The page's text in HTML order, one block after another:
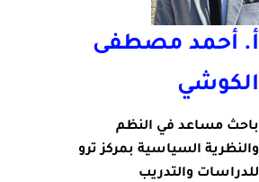
أ‌. أحمد مصطفى
الكوشي
باحث مساعد في النظم
والنظرية السياسية بمركز ترو
للدراسات والتدريب